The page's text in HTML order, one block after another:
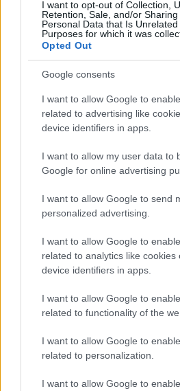
I want to opt-out of Collection,
Retention, Sale, and/or
Personal Data that Is
Purposes for which it was
Opted Out
Google consents
I want to allow Google to
related to advertising like
device identifiers in apps.
I want to allow my user data to
Google for online advertising
I want to allow Google to send
personalized advertising.
I want to allow Google to
related to analytics like cookies
device identifiers in apps.
I want to allow Google to
related to functionality of the
I want to allow Google to
related to personalization.
I want to allow Google to
Újabb településekkel lépett
kiterjedő állomásfelújítási
Harmonia Albensis: négy nyári
Székesfehérvár templomait